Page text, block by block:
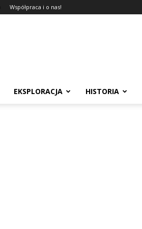
Współpraca i o nas!
EKSPLORACJA HISTORIA